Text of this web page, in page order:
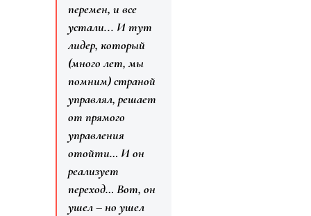
перемен, и все
устали... И тут
лидер, который
(много лет, мы
помним) страной
управлял, решает
от прямого
управления
отойти… И он
реализует
переход… Вот, он
ушел – но ушел